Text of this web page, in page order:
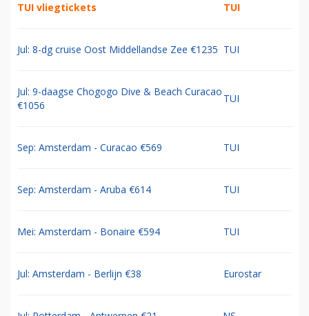
TUI vliegtickets TUI
Jul: 8-dg cruise Oost Middellandse Zee €1235 TUI
Jul: 9-daagse Chogogo Dive & Beach Curacao
€1056
TUI
Sep: Amsterdam - Curacao €569 TUI
Sep: Amsterdam - Aruba €614 TUI
Mei: Amsterdam - Bonaire €594 TUI
Jul: Amsterdam - Berlijn €38 Eurostar